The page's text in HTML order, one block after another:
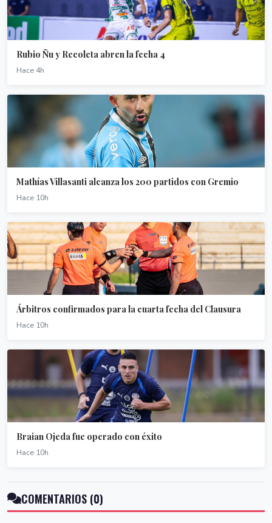
Rubio Ñu y Recoleta abren la fecha 4
Hace 4h
Mathías Villasanti alcanza los 200 partidos con Gremio
Hace 10h
Árbitros confirmados para la cuarta fecha del Clausura
Hace 10h
Braian Ojeda fue operado con éxito
Hace 10h
COMENTARIOS (0)